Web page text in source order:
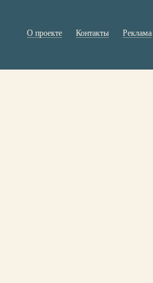
О проекте Контакты Реклама